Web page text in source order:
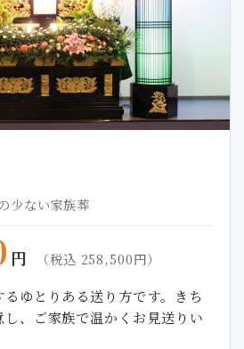
少ない家族葬
円
（税込 258,500円）
ゆとりある送り方です。きち
、ご家族で温かくお見送りい